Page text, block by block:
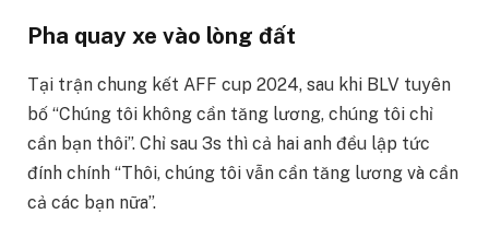
Pha quay xe vào lòng đất
Tại trận chung kết AFF cup 2024, sau khi BLV tuyên
bố “Chúng tôi không cần tăng lương, chúng tôi chỉ
cần bạn thôi”. Chỉ sau 3s thì cả hai anh đều lập tức
đính chính “Thôi, chúng tôi vẫn cần tăng lương và cần
cả các bạn nữa”.